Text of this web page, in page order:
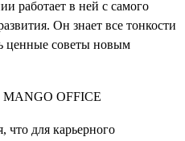
работает в ней с самого
Он знает все тонкости
ценные советы новым
что для карьерного